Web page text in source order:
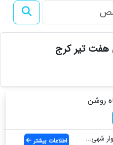
تیر کرج
روشن
شهی... اطلاعات بیشتر